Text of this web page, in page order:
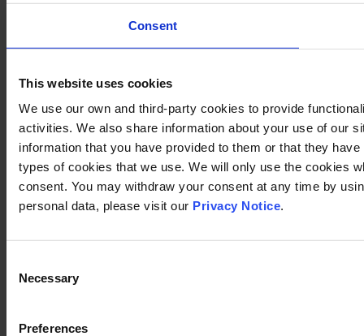
Consent
This website uses cookies
We use our own and third-party cookies to provide
activities. We also share information about your use of our
information that you have provided to them or that they
types of cookies that we use. We will only use the cookies
consent. You may withdraw your consent at any time by
personal data, please visit our Privacy Notice.
Selection
Necessary
Preferences